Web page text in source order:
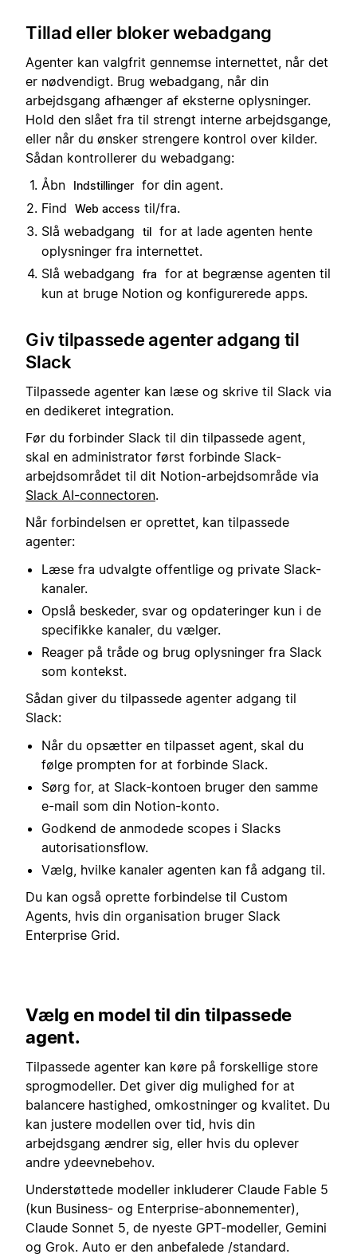
Tillad eller bloker webadgang
Agenter kan valgfrit gennemse internettet, når det
er nødvendigt. Brug webadgang, når din
arbejdsgang afhænger af eksterne oplysninger.
Hold den slået fra til strengt interne arbejdsgange,
eller når du ønsker strengere kontrol over kilder.
Sådan kontrollerer du webadgang:
Åbn
Indstillinger for din agent.
Find
Web access til/fra.
Slå webadgang
til for at lade agenten hente
oplysninger fra internettet.
Slå webadgang
fra
for at begrænse agenten til
kun at bruge Notion og konfigurerede apps.
Giv tilpassede agenter adgang til
Slack
Tilpassede agenter kan læse og skrive til Slack via
en dedikeret integration.
Før du forbinder Slack til din tilpassede agent,
skal en administrator først forbinde Slack-
arbejdsområdet til dit Notion-arbejdsområde via
Slack AI-connectoren.
Når forbindelsen er oprettet, kan tilpassede
agenter:
Læse fra udvalgte offentlige og private Slack-
kanaler.
Opslå beskeder, svar og opdateringer kun i de
specifikke kanaler, du vælger.
Reager på tråde og brug oplysninger fra Slack
som kontekst.
Sådan giver du tilpassede agenter adgang til
Slack:
Når du opsætter en tilpasset agent, skal du
følge prompten for at forbinde Slack.
Sørg for, at Slack-kontoen bruger den samme
e-mail som din Notion-konto.
Godkend de anmodede scopes i Slacks
autorisationsflow.
Vælg, hvilke kanaler agenten kan få adgang til.
Du kan også oprette forbindelse til Custom
Agents, hvis din organisation bruger Slack
Enterprise Grid.
Vælg en model til din tilpassede
agent.
Tilpassede agenter kan køre på forskellige store
sprogmodeller. Det giver dig mulighed for at
balancere hastighed, omkostninger og kvalitet. Du
kan justere modellen over tid, hvis din
arbejdsgang ændrer sig, eller hvis du oplever
andre ydeevnebehov.
Understøttede modeller inkluderer Claude Fable 5
(kun Business- og Enterprise-abonnementer),
Claude Sonnet 5, de nyeste GPT-modeller, Gemini
og Grok. Auto er den anbefalede /standard.